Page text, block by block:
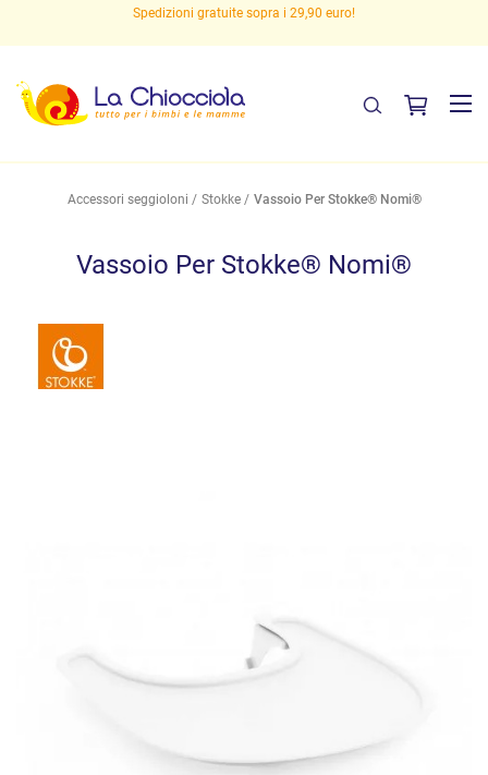
Spedizioni gratuite sopra i 29,90 euro!
Accessori seggioloni Stokke Vassoio Per Stokke® Nomi®
Vassoio Per Stokke® Nomi®